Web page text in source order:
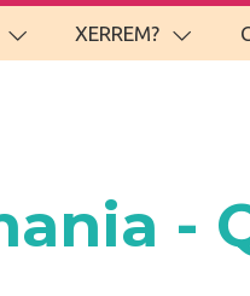
XERREM?
-